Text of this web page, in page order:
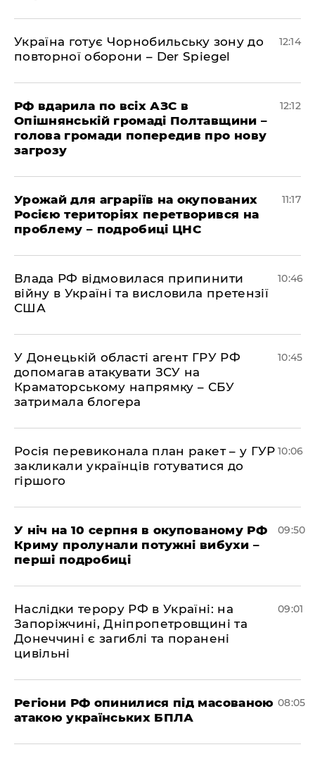
Україна готує Чорнобильську зону до
повторної оборони – Der Spiegel
12:14
РФ вдарила по всіх АЗС в
Опішнянській громаді Полтавщини –
голова громади попередив про нову
загрозу
12:12
Урожай для аграріїв на окупованих
Росією територіях перетворився на
проблему – подробиці ЦНС
11:17
Влада РФ відмовилася припинити
війну в Україні та висловила претензії
США
10:46
У Донецькій області агент ГРУ РФ
допомагав атакувати ЗСУ на
Краматорському напрямку – СБУ
затримала блогера
10:45
Росія перевиконала план ракет – у ГУР
закликали українців готуватися до
гіршого
10:06
У ніч на 10 серпня в окупованому РФ
Криму пролунали потужні вибухи –
перші подробиці
09:50
Наслідки терору РФ в Україні: на
Запоріжчині, Дніпропетровщині та
Донеччині є загиблі та поранені
цивільні
09:01
Регіони РФ опинилися під масованою
атакою українських БПЛА
08:05